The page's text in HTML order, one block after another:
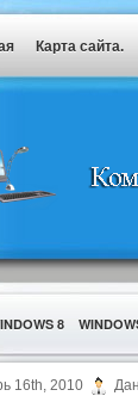
Карта сайта.
8
16th, 2010